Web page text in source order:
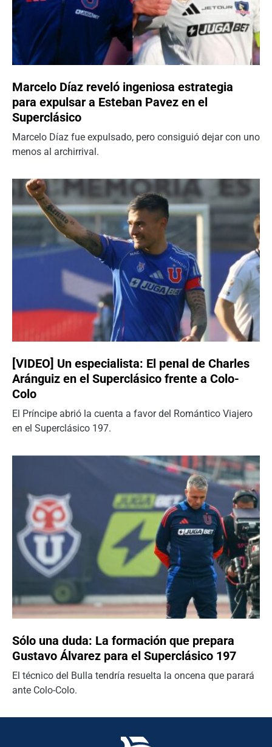
Marcelo Díaz reveló ingeniosa estrategia
para expulsar a Esteban Pavez en el
Superclásico
Marcelo Díaz fue expulsado, pero consiguió dejar con uno
menos al archirrival.
[VIDEO] Un especialista: El penal de Charles
Aránguiz en el Superclásico frente a Colo-
Colo
El Príncipe abrió la cuenta a favor del Romántico Viajero
en el Superclásico 197.
Sólo una duda: La formación que prepara
Gustavo Álvarez para el Superclásico 197
El técnico del Bulla tendría resuelta la oncena que parará
ante Colo-Colo.